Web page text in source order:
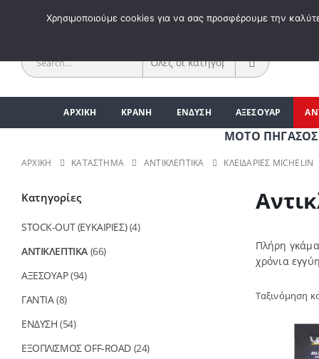
ΚΑΛΩΣ
ΑΡΧΙΚΗ ΚΡΑΝΗ ΕΝΔΥΣΗ ΑΞΕΣΟΥΑΡ
ΜΟΤΟ ΠΗΓΑΣΟΣ |
ΑΡΧΙΚΉ ΚΑΤΆΣΤΗΜΑ ΑΝΤΙΚΛΕΠΤΙΚΑ ΚΛΕΙΔΑΡΙΕΣ MICHELIN
Πλήρη
χρόνια
Ταξινόμηση
Κατηγορίες
STOCK-OUT (ΕΥΚΑΙΡΙΕΣ) (4)
ΑΝΤΙΚΛΕΠΤΙΚΑ (66)
ΑΞΕΣΟΥΑΡ(94)
ΓΑΝΤΙΑ(8)
ΕΝΔΥΣΗ (54)
ΕΞΟΠΛΙΣΜΟΣ OFF-ROAD (24)
Χρησιμοποιούμε cookies για να σας προσφέρουμε την